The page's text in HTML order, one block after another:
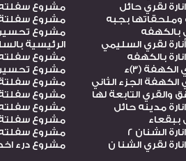
لقري حائل
بجبه
بالكهفه
لقري السليمي
بالكهفه
(3)ء
الجزء الثاني
والقري التابعة لها
مدينه حائل
ببقعاء
الشنان 2
لقري الشنا ن
مشروع سفلته
مشروع سفلتة
مشروع تحسين
الرئيسية
مشروع سفلته
مشروع تحسين
مشروع سفلتة
مشروع سفلتة
مشروع سفلته
مشروع سفلتة
مشروع سفلته
مشروع درء